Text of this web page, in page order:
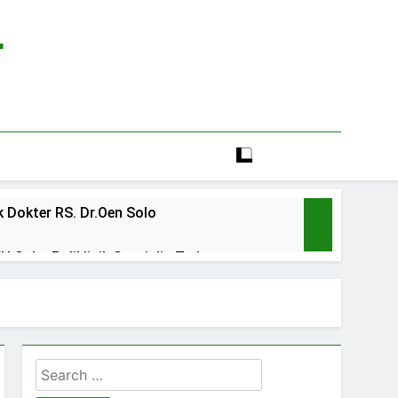
RS. Dr.Oen Solo
Solo: Poliklinik Spesialis Terbaru
Hati Wonogiri
BPJS RSUD Banyumas
Search
for: